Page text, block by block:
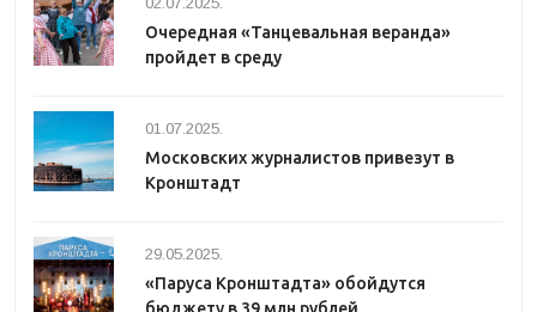
Очередная «Танцевальная веранда»
пройдет в среду
01.07.2025.
Московских журналистов привезут в
Кронштадт
29.05.2025.
«Паруса Кронштадта» обойдутся